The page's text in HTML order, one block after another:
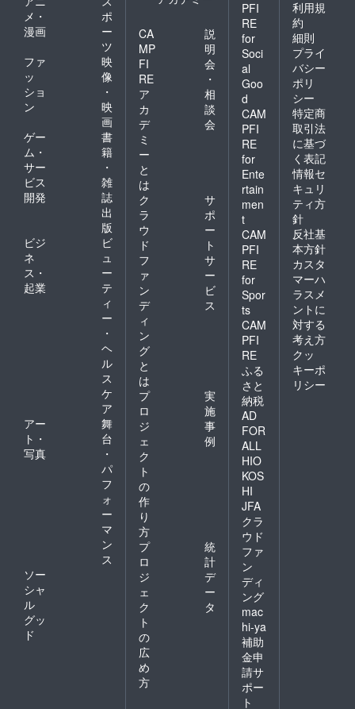
メ・
漫画
ポ
ー
ツ
ファ
ッ
ショ
ン
映
像
・
映
画
ゲー
ム・
サー
ビス
開発
書
籍
・
雑
誌
出
版
ビジ
ネ
ス・
起業
ビ
ュ
ー
テ
ィ
ー
・
ヘ
ル
ス
ケ
ア
アー
ト・
写真
舞
台
・
パ
フ
ォ
ー
マ
ン
ス
ソー
シャ
ル
グッ
ド
CA
MP
FI
RE
ア
カ
デ
ミ
ー
と
は
説
明
会
・
相
談
会
ク
ラ
ウ
ド
フ
ァ
ン
デ
ィ
ン
グ
と
は
サ
ポ
ー
ト
サ
ー
ビ
ス
プ
ロ
ジ
ェ
ク
ト
の
作
り
方
実
施
事
例
プ
ロ
ジ
ェ
ク
ト
の
広
め
方
統
計
デ
ー
タ
PFI
RE
for
Soci
al
Goo
d
CAM
PFI
RE
for
Ente
rtain
men
t
CAM
PFI
RE
for
Spor
ts
CAM
PFI
RE
ふる
さと
納税
AD
FOR
ALL
HIO
KOS
HI
JFA
クラ
ウド
ファ
ン
ディ
ング
mac
hi-ya
補助
金申
請サ
ポー
ト
利用規
約
細則
プライ
バシー
ポリ
シー
特定商
取引法
に基づ
く表記
情報セ
キュリ
ティ方
針
反社基
本方針
カスタ
マーハ
ラスメ
ントに
対する
考え方
クッ
キーポ
リシー